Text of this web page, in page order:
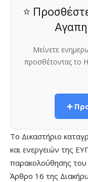
⭐
Μείνετε
προσθέτοντας το
➕
Το Δικαστήριο
και ενεργειών της
παρακολούθησης του
Άρθρο 16 της